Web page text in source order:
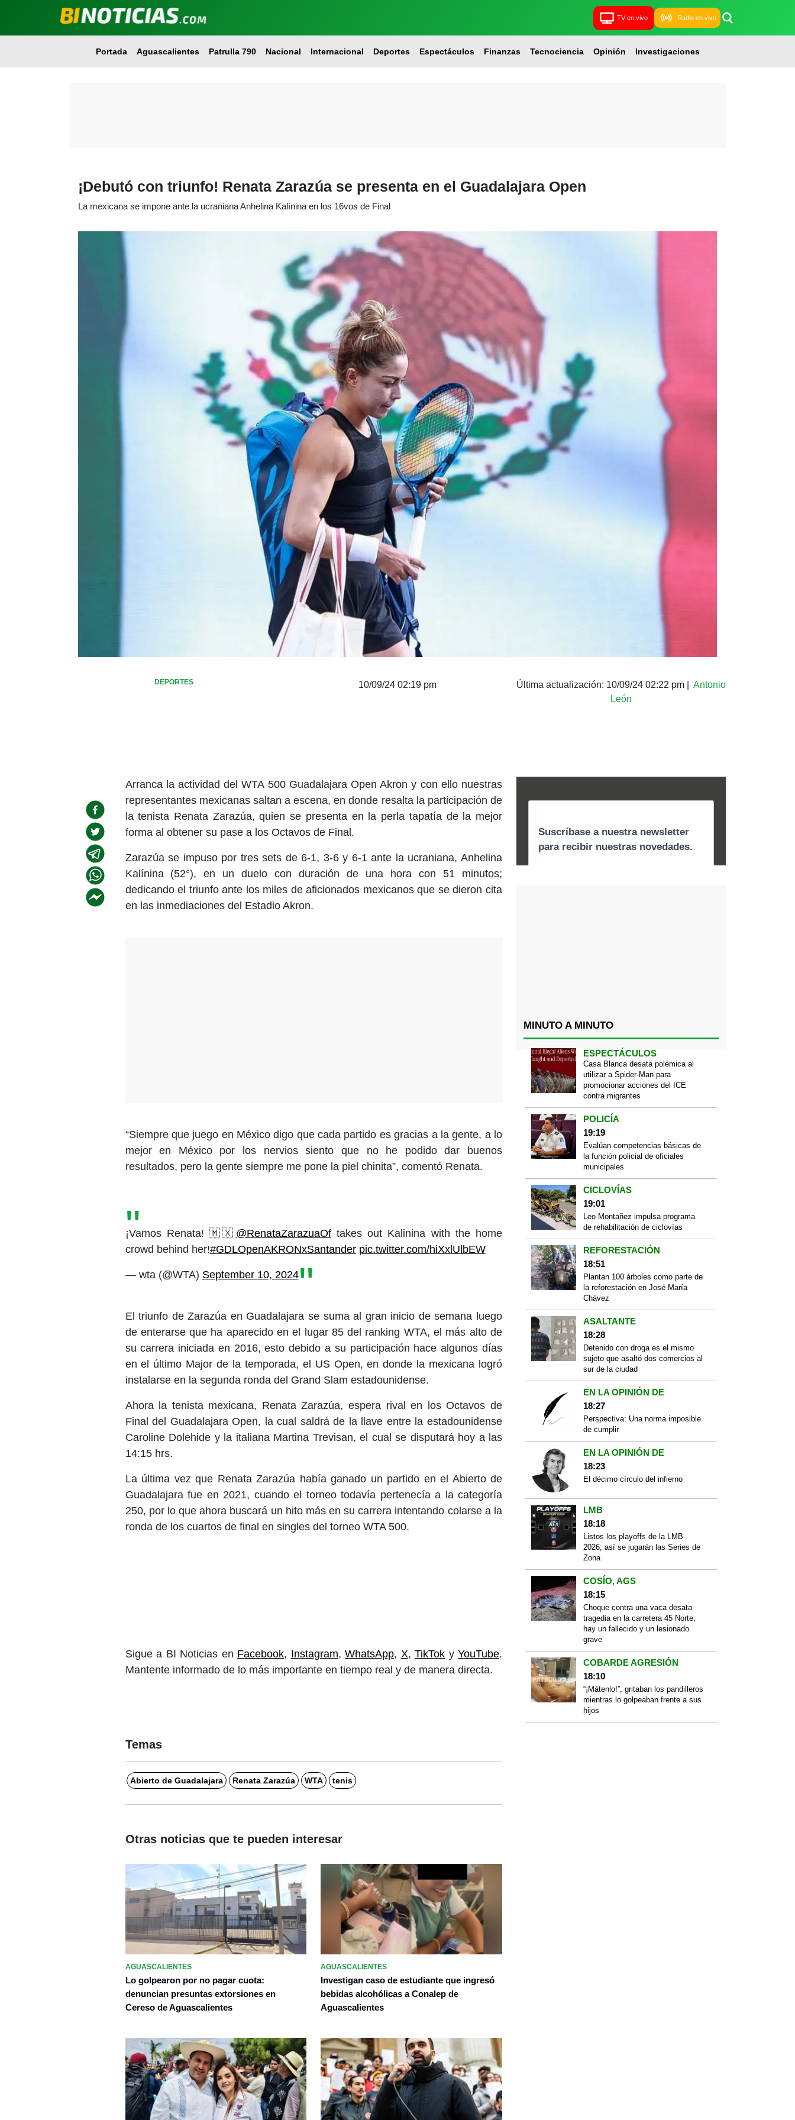
TV en vivo Radio en vivo
Portada Aguascalientes Patrulla 790 Nacional Internacional Deportes Espectáculos Finanzas Tecnociencia Opinión Investigaciones
¡Debutó con triunfo! Renata Zarazúa se presenta en el Guadalajara Open
La mexicana se impone ante la ucraniana Anhelina Kalínina en los 16vos de Final
DEPORTES 10/09/24 02:19 pm Última actualización: 10/09/24 02:22 pm
Antonio
León
Arranca la actividad del WTA 500 Guadalajara Open Akron y con ello nuestras
representantes mexicanas saltan a escena, en donde resalta la participación de
la tenista Renata Zarazúa, quien se presenta en la perla tapatía de la mejor
forma al obtener su pase a los Octavos de Final.
Zarazúa se impuso por tres sets de 6-1, 3-6 y 6-1 ante la ucraniana, Anhelina
Kalínina (52°), en un duelo con duración de una hora con 51 minutos;
dedicando el triunfo ante los miles de aficionados mexicanos que se dieron cita
en las inmediaciones del Estadio Akron.
“Siempre que juego en México digo que cada partido es gracias a la gente, a lo
mejor en México por los nervios siento que no he podido dar buenos
resultados, pero la gente siempre me pone la piel chinita”, comentó Renata.
¡Vamos Renata! 🇲🇽 @RenataZarazuaOftakes out Kalinina with the home
crowd behind her!#GDLOpenAKRONxSantander pic.twitter.com/hiXxlUlbEW
— wta (@WTA) September 10, 2024
El triunfo de Zarazúa en Guadalajara se suma al gran inicio de semana luego
de enterarse que ha aparecido en el lugar 85 del ranking WTA, el más alto de
su carrera iniciada en 2016, esto debido a su participación hace algunos días
en el último Major de la temporada, el US Open, en donde la mexicana logró
instalarse en la segunda ronda del Grand Slam estadounidense.
Ahora la tenista mexicana, Renata Zarazúa, espera rival en los Octavos de
Final del Guadalajara Open, la cual saldrá de la llave entre la estadounidense
Caroline Dolehide y la italiana Martina Trevisan, el cual se disputará hoy a las
14:15 hrs.
La última vez que Renata Zarazúa había ganado un partido en el Abierto de
Guadalajara fue en 2021, cuando el torneo todavía pertenecía a la categoría
250, por lo que ahora buscará un hito más en su carrera intentando colarse a la
ronda de los cuartos de final en singles del torneo WTA 500.
Sigue a BI Noticias en Facebook, Instagram, WhatsApp, X, TikTok y YouTube.
Mantente informado de lo más importante en tiempo real y de manera directa.
Temas
Abierto de Guadalajara Renata Zarazúa WTA tenis
MINUTO A MINUTO
ESPECTÁCULOS
Casa Blanca desata polémica al
utilizar a Spider-Man para
promocionar acciones del ICE
contra migrantes
POLICÍA
19:19
Evalúan competencias básicas de
la función policial de oficiales
municipales
CICLOVÍAS
19:01
Leo Montañez impulsa programa
de rehabilitación de ciclovías
REFORESTACIÓN
18:51
Plantan 100 árboles como parte de
la reforestación en José María
Chávez
ASALTANTE
18:28
Detenido con droga es el mismo
sujeto que asaltó dos comercios al
sur de la ciudad
EN LA OPINIÓN DE
18:27
Perspectiva: Una norma imposible
de cumplir
EN LA OPINIÓN DE
18:23
El décimo círculo del infierno
LMB
18:18
Listos los playoffs de la LMB
2026; así se jugarán las Series de
Zona
COSÍO, AGS
18:15
Choque contra una vaca desata
tragedia en la carretera 45 Norte;
hay un fallecido y un lesionado
grave
COBARDE AGRESIÓN
18:10
“¡Mátenlo!”, gritaban los pandilleros
mientras lo golpeaban frente a sus
hijos
Otras noticias que te pueden interesar
AGUASCALIENTES
Lo golpearon por no pagar cuota:
denuncian presuntas extorsiones en
Cereso de Aguascalientes
AGUASCALIENTES
Investigan caso de estudiante que ingresó
bebidas alcohólicas a Conalep de
Aguascalientes